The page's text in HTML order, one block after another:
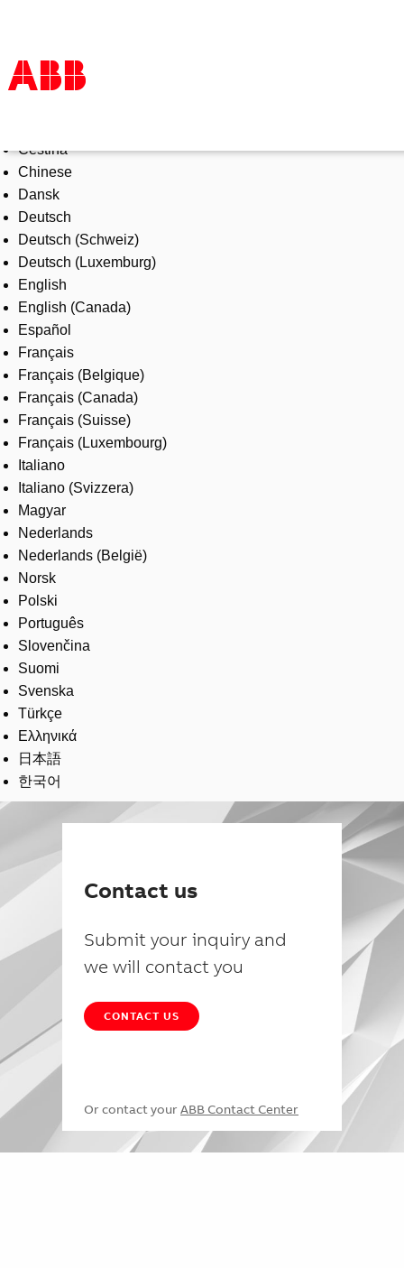
Products & Solutions
Industries
Services
About us
Where to buy
Contact us
Careers
Čeština
Chinese
Dansk
Deutsch
Deutsch (Schweiz)
Deutsch (Luxemburg)
English
English (Canada)
Español
Français
Français (Belgique)
Français (Canada)
Français (Suisse)
Français (Luxembourg)
Italiano
Italiano (Svizzera)
Magyar
Nederlands
Nederlands (België)
Norsk
Polski
Português
Slovenčina
Suomi
Svenska
Türkçe
Ελληνικά
日本語
한국어
Contact us
Submit your inquiry and
we will contact you
CONTACT US
Or contact your ABB Contact Center